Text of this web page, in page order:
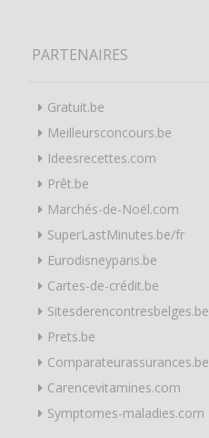
PARTENAIRES
Gratuit.be
Meilleursconcours.be
Ideesrecettes.com
Prêt.be
Marchés-de-Noël.com
SuperLastMinutes.be/fr
Eurodisneyparis.be
Cartes-de-crédit.be
Sitesderencontresbelges.be
Prets.be
Comparateurassurances.be
Carencevitamines.com
Symptomes-maladies.com